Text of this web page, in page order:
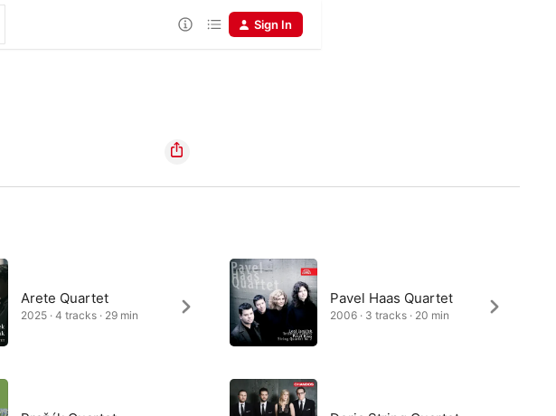
Sign In
Arete Quartet
2025 · 4 tracks · 29 min
Pavel Haas Quartet
2006 · 3 tracks · 20 min